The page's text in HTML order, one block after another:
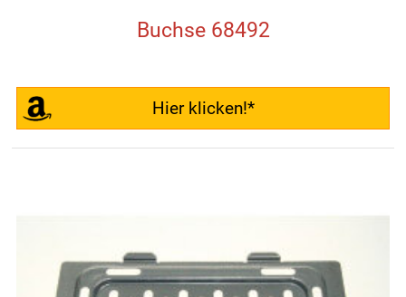
Buchse 68492
Hier klicken!*